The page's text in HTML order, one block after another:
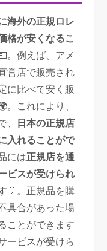
海外の正規ロレ
格が安くなるこ
。例えば、アメ
営店で販売され
に比べて安く販
。これにより、
、
日本の正規店
入れることがで
には正規店を通
ビスが受けられ
💡。正規品を購
具合があった場
ことができます
ービスが受けら